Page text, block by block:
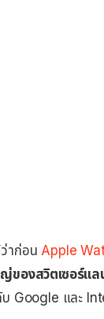
าก่อน Apple
ของสวิตเซอร์แ
Google และ